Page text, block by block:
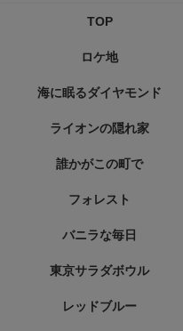
TOP
ロケ地
海に眠るダイヤモンド
ライオンの隠れ家
誰かがこの町で
フォレスト
バニラな毎日
東京サラダボウル
レッドブルー